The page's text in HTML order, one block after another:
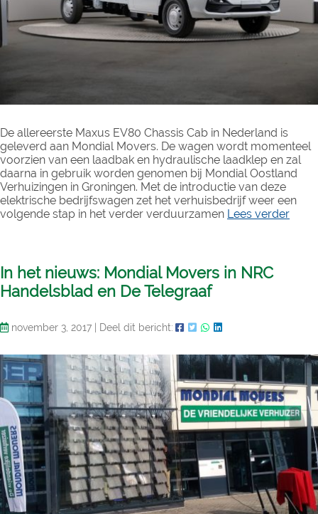
De allereerste Maxus EV80 Chassis Cab in Nederland is
geleverd aan Mondial Movers. De wagen wordt momenteel
voorzien van een laadbak en hydraulische laadklep en zal
daarna in gebruik worden genomen bij Mondial Oostland
Verhuizingen in Groningen. Met de introductie van deze
elektrische bedrijfswagen zet het verhuisbedrijf weer een
volgende stap in het verder verduurzamen Lees verder
In het nieuws: Mondial Movers in NRC
Handelsblad en De Telegraaf
november 3, 2017 Deel dit bericht: